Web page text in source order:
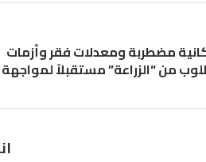
مضطربة ومعدلات فقر وأزمات
من “الزراعة” مستقبلاً لمواجهة